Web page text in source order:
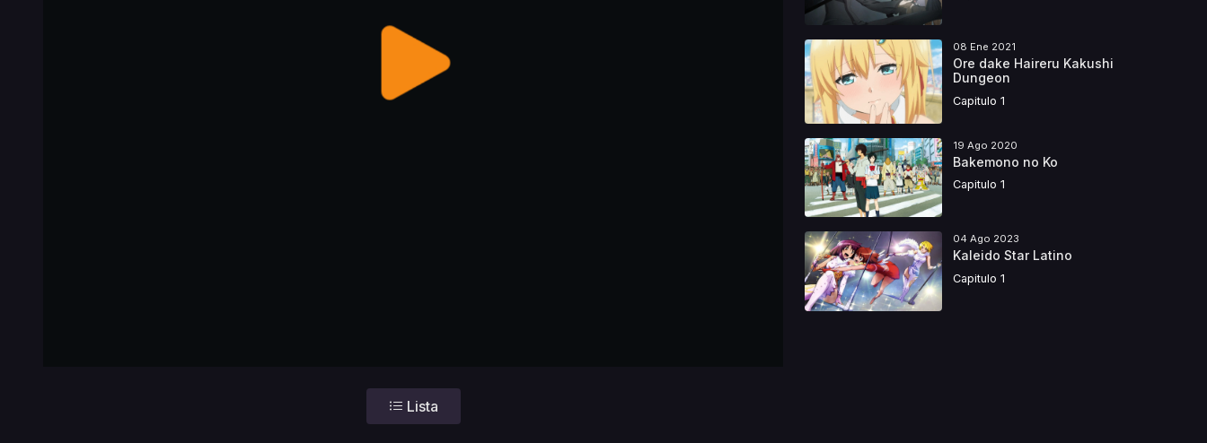
Lista
08 Ene 2021
Ore dake Haireru Kakushi
Dungeon
Capitulo 1
19 Ago 2020
Bakemono no Ko
Capitulo 1
04 Ago 2023
Kaleido Star Latino
Capitulo 1